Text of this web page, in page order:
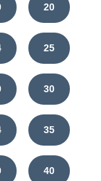
20
25
30
35
40